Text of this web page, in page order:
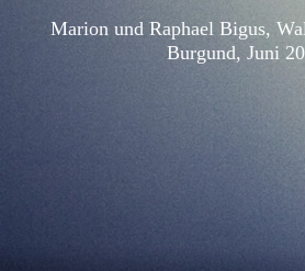
Marion und Raphael Bigus,
Burgund, Juni